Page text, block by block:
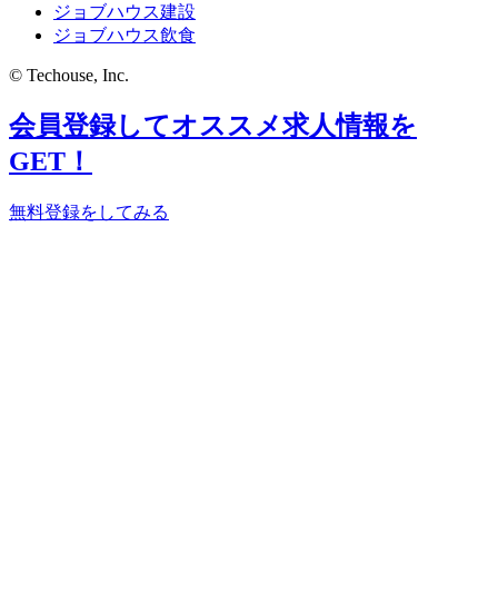
ジョブハウス建設
ジョブハウス飲食
© Techouse, Inc.
会員登録してオススメ求人情報を
GET！
無料登録をしてみる